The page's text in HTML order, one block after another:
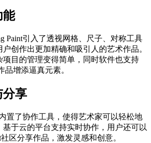
能
引入了透视网格、尺子、对称工具
户创作出更加精确和吸引人的艺术作品。
目的管理变得简单，同时软件也支持
增添逼真元素。
分享
置了协作工具，使得艺术家可以轻松地
基于云的平台支持实时协作，用户还可以
区分享作品，激发灵感和创意。